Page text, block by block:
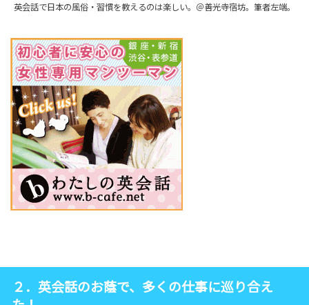
英会話で日本の風俗・習慣を教えるのは楽しい。＠善光寺宿坊。筆者左端。
２．英会話のお蔭で、多くの仕事に巡り合え